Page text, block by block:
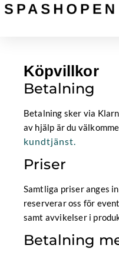
Hoppa
till
Betala
Fri
frakt
till
Köpvillkor
Betalning
Betalning sker via
av hjälp är du
kundtjänst.
Priser
Samtliga priser anges
reserverar oss för
samt avvikelser i
Betalning